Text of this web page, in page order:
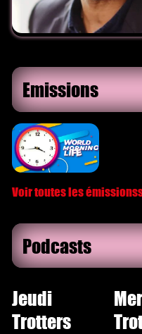
Emissions
Voir toutes les
Podcasts
Jeudi
Trotters